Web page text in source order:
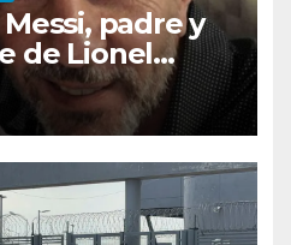
padre y
de Lionel